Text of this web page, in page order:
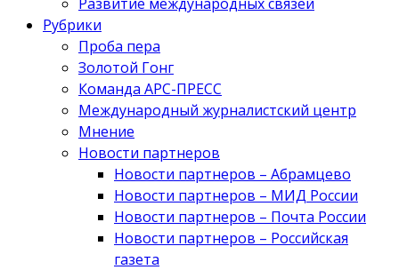
Рубрики
Проба пера
Золотой Гонг
Команда АРС-ПРЕСС
Международный журналистский центр
Мнение
Новости партнеров
Новости партнеров – Абрамцево
Новости партнеров – МИД России
Новости партнеров – Почта России
Новости партнеров – Российская
газета